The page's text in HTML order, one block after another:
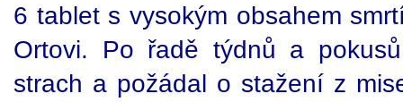
6 tablet s vysokým obsahem
Ortovi. Po řadě týdnů a
strach a požádal o stažení z